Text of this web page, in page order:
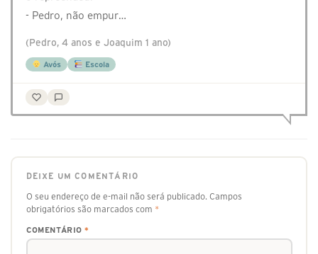
- Pedro, não empur…
(Pedro, 4 anos e Joaquim 1 ano)
Avós Escola
DEIXE UM COMENTÁRIO
O seu endereço de e-mail não será publicado. Campos
obrigatórios são marcados com *
COMENTÁRIO *